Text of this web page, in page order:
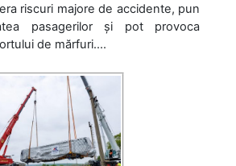
riscuri majore de accidente, pun
pasagerilor și pot provoca
de mărfuri....